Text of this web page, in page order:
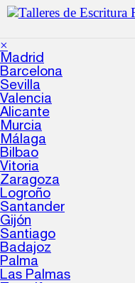
×
Madrid
Barcelona
Sevilla
Valencia
Alicante
Murcia
Málaga
Bilbao
Vitoria
Zaragoza
Logroño
Santander
Gijón
Santiago
Badajoz
Palma
Las Palmas